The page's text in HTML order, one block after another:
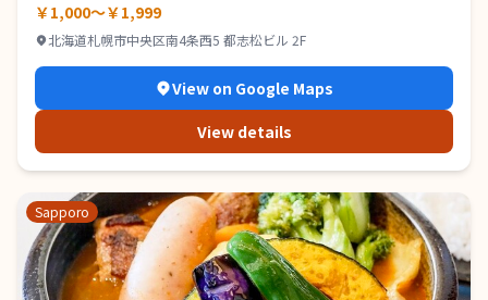
￥1,000～￥1,999
北海道札幌市中央区南4条西5 都志松ビル 2F
View on Google Maps
View details
Sapporo